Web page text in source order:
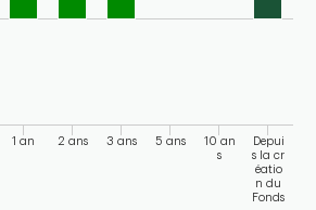
1 an 2 ans 3 ans 5 ans
10 an
s
Depui
s la cr
éatio
n du
Fonds